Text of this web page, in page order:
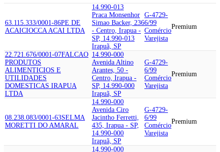
63.115.333/0001-86PE DE
ACAICIOCCA ACAI LTDA
14.990-013
Praca Monsenhor
Simao Backer, 236
- Centro, Irapua -
SP, 14.990-013
Irapuã, SP
G-4729-
6/99
Comércio
Varejista
Premium
22.721.676/0001-07FALCAO
PRODUTOS
ALIMENTICIOS E
UTILIDADES
DOMESTICAS IRAPUA
LTDA
14.990-000
Avenida Altino
Arantes, 50 -
Centro, Irapua -
SP, 14.990-000
Irapuã, SP
G-4729-
6/99
Comércio
Varejista
Premium
08.238.083/0001-63SELMA
MORETTI DO AMARAL
14.990-000
Avenida Ciro
Jacintho Ferretti,
435, Irapua - SP,
14.990-000
Irapuã, SP
G-4729-
6/99
Comércio
Varejista
Premium
14.990-000